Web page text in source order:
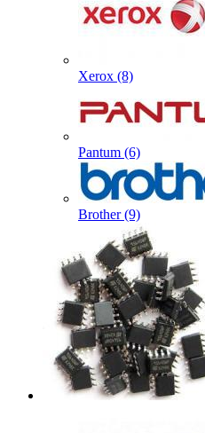
Xerox (8)
Pantum (6)
Brother (9)